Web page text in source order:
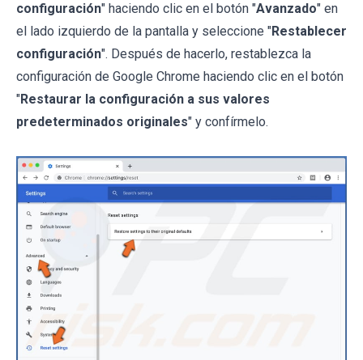
configuración" haciendo clic en el botón "Avanzado" en
el lado izquierdo de la pantalla y seleccione "Restablecer
configuración". Después de hacerlo, restablezca la
configuración de Google Chrome haciendo clic en el botón
"Restaurar la configuración a sus valores
predeterminados originales" y confírmelo.